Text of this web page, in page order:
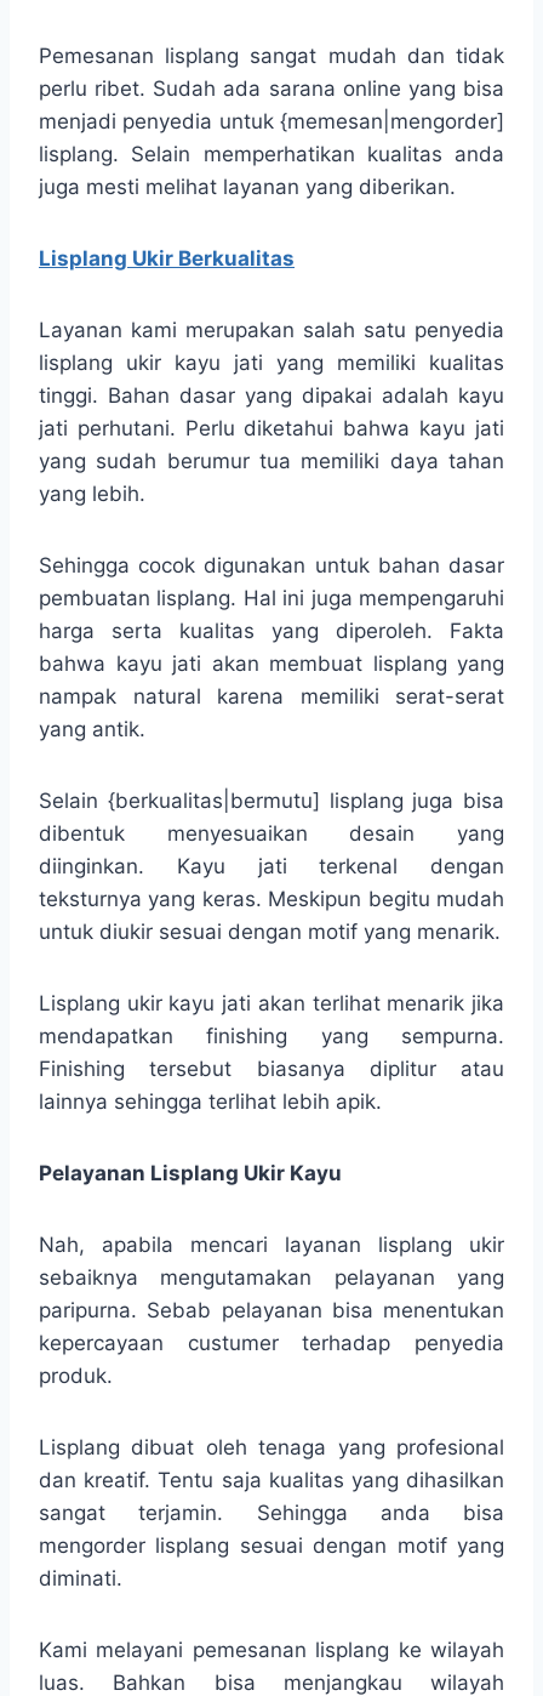
Pemesanan lisplang sangat mudah dan tidak
perlu ribet. Sudah ada sarana online yang bisa
menjadi penyedia untuk {memesan|mengorder]
lisplang. Selain memperhatikan kualitas anda
juga mesti melihat layanan yang diberikan.
Lisplang Ukir Berkualitas
Layanan kami merupakan salah satu penyedia
lisplang ukir kayu jati yang memiliki kualitas
tinggi. Bahan dasar yang dipakai adalah kayu
jati perhutani. Perlu diketahui bahwa kayu jati
yang sudah berumur tua memiliki daya tahan
yang lebih.
Sehingga cocok digunakan untuk bahan dasar
pembuatan lisplang. Hal ini juga mempengaruhi
harga serta kualitas yang diperoleh. Fakta
bahwa kayu jati akan membuat lisplang yang
nampak natural karena memiliki serat-serat
yang antik.
Selain {berkualitas|bermutu] lisplang juga bisa
dibentuk menyesuaikan desain yang
diinginkan. Kayu jati terkenal dengan
teksturnya yang keras. Meskipun begitu mudah
untuk diukir sesuai dengan motif yang menarik.
Lisplang ukir kayu jati akan terlihat menarik jika
mendapatkan finishing yang sempurna.
Finishing tersebut biasanya diplitur atau
lainnya sehingga terlihat lebih apik.
Pelayanan Lisplang Ukir Kayu
Nah, apabila mencari layanan lisplang ukir
sebaiknya mengutamakan pelayanan yang
paripurna. Sebab pelayanan bisa menentukan
kepercayaan custumer terhadap penyedia
produk.
Lisplang dibuat oleh tenaga yang profesional
dan kreatif. Tentu saja kualitas yang dihasilkan
sangat terjamin. Sehingga anda bisa
mengorder lisplang sesuai dengan motif yang
diminati.
Kami melayani pemesanan lisplang ke wilayah
luas. Bahkan bisa menjangkau wilayah